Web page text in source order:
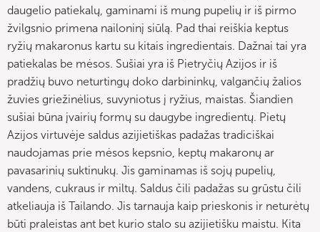
daugelio patiekalų, gaminami iš mung pupelių ir iš pirmo
žvilgsnio primena nailoninį siūlą. Pad thai reiškia keptus
ryžių makaronus kartu su kitais ingredientais. Dažnai tai yra
patiekalas be mėsos. Sušiai yra iš Pietryčių Azijos ir iš
pradžių buvo neturtingų doko darbininkų, valgančių žalios
žuvies griežinėlius, suvyniotus į ryžius, maistas. Šiandien
sušiai būna įvairių formų su daugybe ingredientų. Pietų
Azijos virtuvėje saldus azijietiškas padažas tradiciškai
naudojamas prie mėsos kepsnio, keptų makaronų ar
pavasarinių suktinukų. Jis gaminamas iš sojų pupelių,
vandens, cukraus ir miltų. Saldus čili padažas su grūstu čili
atkeliauja iš Tailando. Jis tarnauja kaip prieskonis ir neturėtų
būti praleistas ant bet kurio stalo su azijietišku maistu. Kita